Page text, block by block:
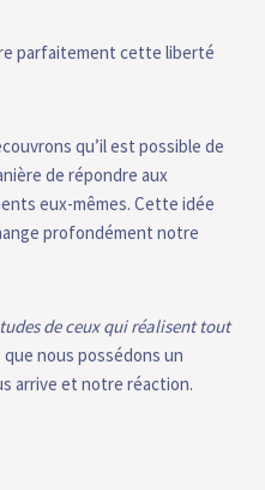
parfaitement cette liberté
qu’il est possible de
de répondre aux
eux-mêmes. Cette idée
profondément notre
de ceux qui réalisent tout
nous possédons un
arrive et notre réaction.